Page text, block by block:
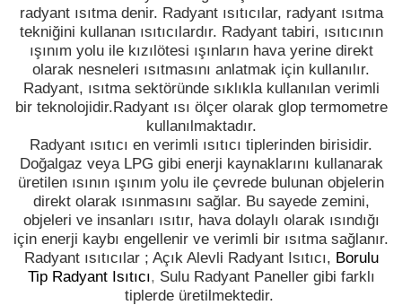
radyant ısıtma denir. Radyant ısıtıcılar, radyant ısıtma
tekniğini kullanan ısıtıcılardır. Radyant tabiri, ısıtıcının
ışınım yolu ile kızılötesi ışınların hava yerine direkt
olarak nesneleri ısıtmasını anlatmak için kullanılır.
Radyant, ısıtma sektöründe sıklıkla kullanılan verimli
bir teknolojidir.Radyant ısı ölçer olarak glop termometre
kullanılmaktadır.
Radyant ısıtıcı en verimli ısıtıcı tiplerinden birisidir.
Doğalgaz veya LPG gibi enerji kaynaklarını kullanarak
üretilen ısının ışınım yolu ile çevrede bulunan objelerin
direkt olarak ısınmasını sağlar. Bu sayede zemini,
objeleri ve insanları ısıtır, hava dolaylı olarak ısındığı
için enerji kaybı engellenir ve verimli bir ısıtma sağlanır.
Radyant ısıtıcılar ; Açık Alevli Radyant Isıtıcı, Borulu
Tip Radyant Isıtıcı, Sulu Radyant Paneller gibi farklı
tiplerde üretilmektedir.